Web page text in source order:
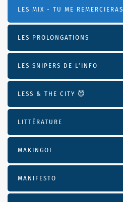
LES MIX - TU ME REMERCIERAS
LES PROLONGATIONS
LES SNIPERS DE L’INFO
LESS & THE CITY 😈
LITTÉRATURE
MAKINGOF
MANIFESTO